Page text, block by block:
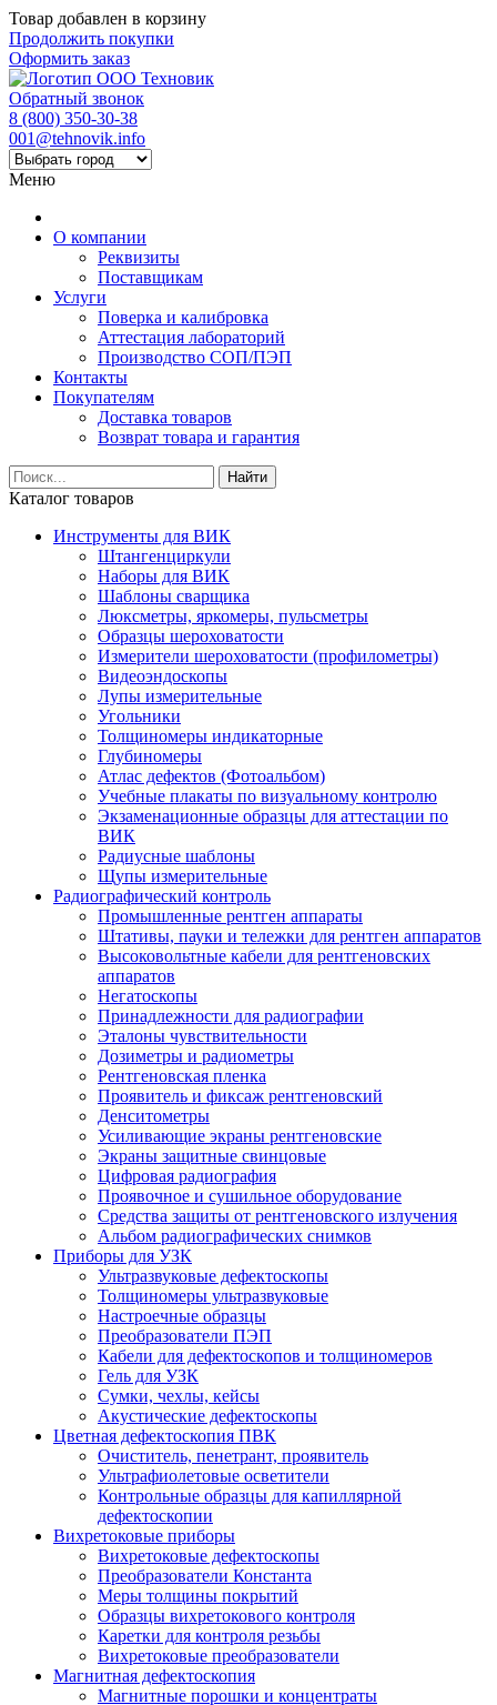
Товар добавлен в корзину
Продолжить покупки
Оформить заказ
Обратный звонок
8 (800) 350-30-38
001@tehnovik.info
Меню
О компании
Реквизиты
Поставщикам
Услуги
Поверка и калибровка
Аттестация лабораторий
Производство СОП/ПЭП
Контакты
Покупателям
Доставка товаров
Возврат товара и гарантия
Найти
Каталог товаров
Инструменты для ВИК
Штангенциркули
Наборы для ВИК
Шаблоны сварщика
Люксметры, яркомеры, пульсметры
Образцы шероховатости
Измерители шероховатости (профилометры)
Видеоэндоскопы
Лупы измерительные
Угольники
Толщиномеры индикаторные
Глубиномеры
Атлас дефектов (Фотоальбом)
Учебные плакаты по визуальному контролю
Экзаменационные образцы для аттестации по
ВИК
Радиусные шаблоны
Щупы измерительные
Радиографический контроль
Промышленные рентген аппараты
Штативы, пауки и тележки для рентген аппаратов
Высоковольтные кабели для рентгеновских
аппаратов
Негатоскопы
Принадлежности для радиографии
Эталоны чувствительности
Дозиметры и радиометры
Рентгеновская пленка
Проявитель и фиксаж рентгеновский
Денситометры
Усиливающие экраны рентгеновские
Экраны защитные свинцовые
Цифровая радиография
Проявочное и сушильное оборудование
Средства защиты от рентгеновского излучения
Альбом радиографических снимков
Приборы для УЗК
Ультразвуковые дефектоскопы
Толщиномеры ультразвуковые
Настроечные образцы
Преобразователи ПЭП
Кабели для дефектоскопов и толщиномеров
Гель для УЗК
Сумки, чехлы, кейсы
Акустические дефектоскопы
Цветная дефектоскопия ПВК
Очиститель, пенетрант, проявитель
Ультрафиолетовые осветители
Контрольные образцы для капиллярной
дефектоскопии
Вихретоковые приборы
Вихретоковые дефектоскопы
Преобразователи Константа
Меры толщины покрытий
Образцы вихретокового контроля
Каретки для контроля резьбы
Вихретоковые преобразователи
Магнитная дефектоскопия
Магнитные порошки и концентраты